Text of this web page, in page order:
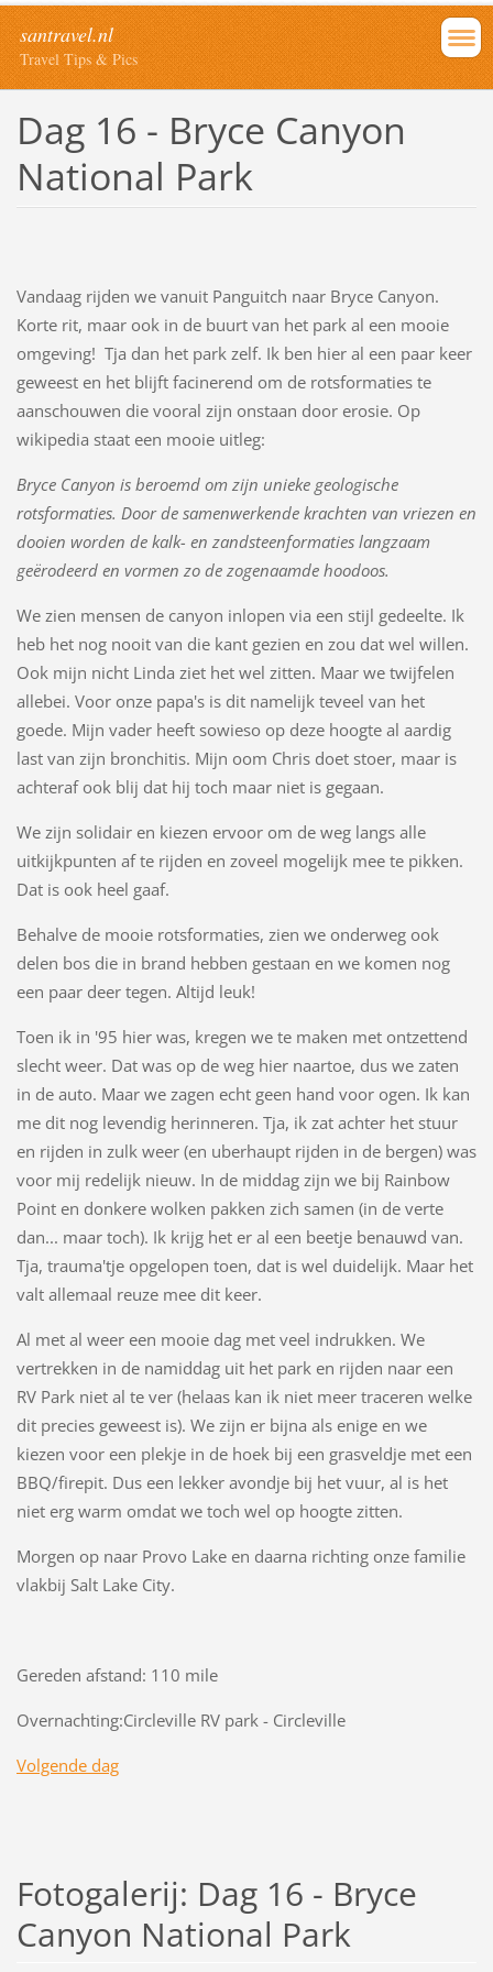
santravel.nl
Travel Tips & Pics
Dag 16 - Bryce Canyon
National Park
Vandaag rijden we vanuit Panguitch naar Bryce Canyon.
Korte rit, maar ook in de buurt van het park al een mooie
omgeving! Tja dan het park zelf. Ik ben hier al een paar keer
geweest en het blijft facinerend om de rotsformaties te
aanschouwen die vooral zijn onstaan door erosie. Op
wikipedia staat een mooie uitleg:
Bryce Canyon is beroemd om zijn unieke geologische
rotsformaties. Door de samenwerkende krachten van vriezen en
dooien worden de kalk- en zandsteenformaties langzaam
geërodeerd en vormen zo de zogenaamde hoodoos.
We zien mensen de canyon inlopen via een stijl gedeelte. Ik
heb het nog nooit van die kant gezien en zou dat wel willen.
Ook mijn nicht Linda ziet het wel zitten. Maar we twijfelen
allebei. Voor onze papa's is dit namelijk teveel van het
goede. Mijn vader heeft sowieso op deze hoogte al aardig
last van zijn bronchitis. Mijn oom Chris doet stoer, maar is
achteraf ook blij dat hij toch maar niet is gegaan.
We zijn solidair en kiezen ervoor om de weg langs alle
uitkijkpunten af te rijden en zoveel mogelijk mee te pikken.
Dat is ook heel gaaf.
Behalve de mooie rotsformaties, zien we onderweg ook
delen bos die in brand hebben gestaan en we komen nog
een paar deer tegen. Altijd leuk!
Toen ik in '95 hier was, kregen we te maken met ontzettend
slecht weer. Dat was op de weg hier naartoe, dus we zaten
in de auto. Maar we zagen echt geen hand voor ogen. Ik kan
me dit nog levendig herinneren. Tja, ik zat achter het stuur
en rijden in zulk weer (en uberhaupt rijden in de bergen) was
voor mij redelijk nieuw. In de middag zijn we bij Rainbow
Point en donkere wolken pakken zich samen (in de verte
dan... maar toch). Ik krijg het er al een beetje benauwd van.
Tja, trauma'tje opgelopen toen, dat is wel duidelijk. Maar het
valt allemaal reuze mee dit keer.
Al met al weer een mooie dag met veel indrukken. We
vertrekken in de namiddag uit het park en rijden naar een
RV Park niet al te ver (helaas kan ik niet meer traceren welke
dit precies geweest is). We zijn er bijna als enige en we
kiezen voor een plekje in de hoek bij een grasveldje met een
BBQ/firepit. Dus een lekker avondje bij het vuur, al is het
niet erg warm omdat we toch wel op hoogte zitten.
Morgen op naar Provo Lake en daarna richting onze familie
vlakbij Salt Lake City.
Gereden afstand: 110 mile
Overnachting:Circleville RV park - Circleville
Volgende dag
Fotogalerij: Dag 16 - Bryce
Canyon National Park